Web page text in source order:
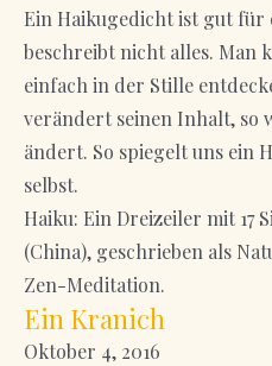
Ein Haikugedicht ist gut für
beschreibt nicht alles. Man
einfach in der Stille
verändert seinen Inhalt, so
ändert. So spiegelt uns ein
selbst.
Haiku: Ein Dreizeiler mit 17
(China), geschrieben als
Zen-Meditation.
Ein Kranich
Oktober 4, 2016